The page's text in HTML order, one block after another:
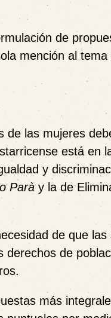
de
mención al
las mujeres
está en
y
Parà y la de
de que
de
más